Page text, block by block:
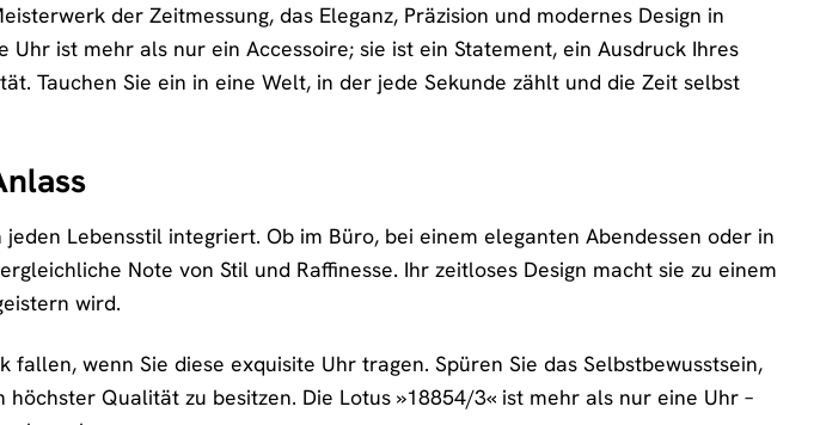
der Zeitmessung, das Eleganz, Präzision und modernes Design in
ist mehr als nur ein Accessoire; sie ist ein Statement, ein Ausdruck Ihres
Tauchen Sie ein in eine Welt, in der jede Sekunde zählt und die Zeit selbst
Lebensstil integriert. Ob im Büro, bei einem eleganten Abendessen oder in
Note von Stil und Raffinesse. Ihr zeitloses Design macht sie zu einem
wird.
wenn Sie diese exquisite Uhr tragen. Spüren Sie das Selbstbewusstsein,
Qualität zu besitzen. Die Lotus »18854/3« ist mehr als nur eine Uhr –